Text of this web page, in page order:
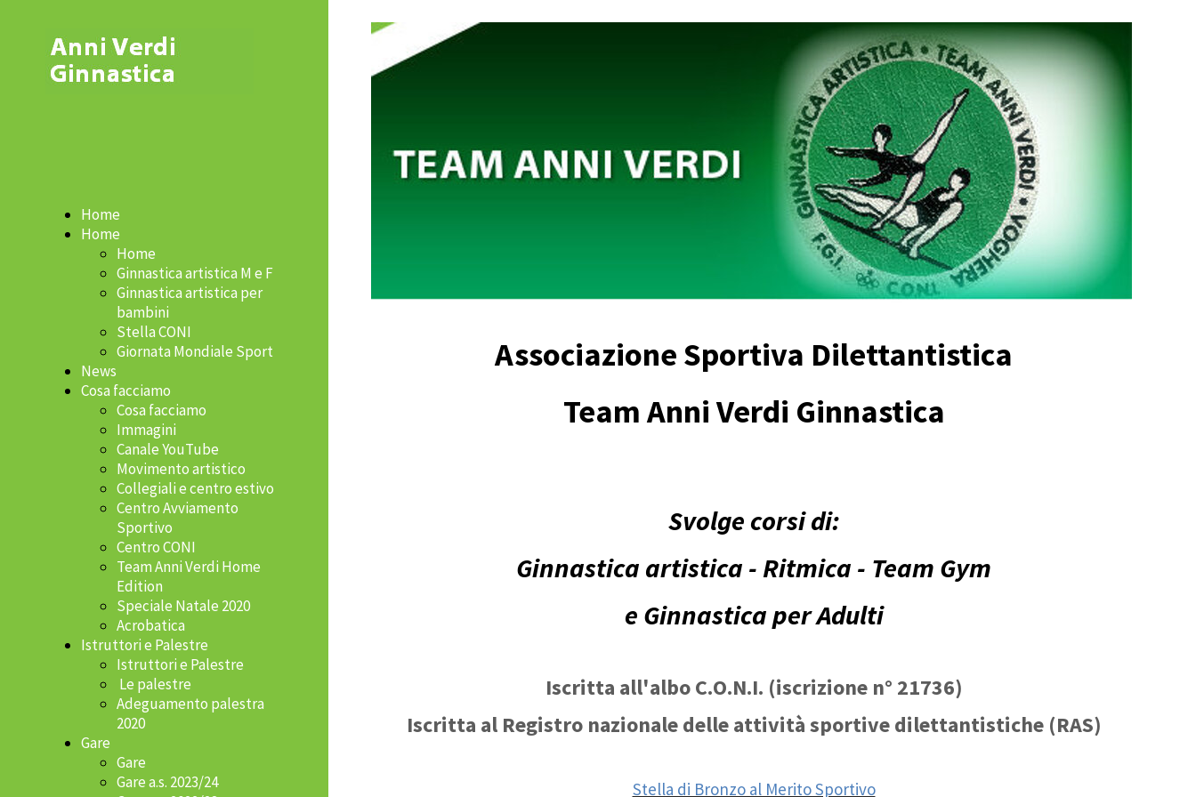
Home
Home
Home
Ginnastica artistica M e F
Ginnastica artistica per
bambini
Stella CONI
Giornata Mondiale Sport
News
Cosa facciamo
Cosa facciamo
Immagini
Canale YouTube
Movimento artistico
Collegiali e centro estivo
Centro Avviamento
Sportivo
Centro CONI
Team Anni Verdi Home
Edition
Speciale Natale 2020
Acrobatica
Istruttori e Palestre
Istruttori e Palestre
Le palestre
Adeguamento palestra
2020
Gare
Gare
Gare a.s. 2023/24
Associazione Sportiva Dilettantistica
Team Anni Verdi Ginnastica
Svolge corsi di:
Ginnastica artistica - Ritmica - Team Gym
e Ginnastica per Adulti
Iscritta all'albo C.O.N.I. (iscrizione n° 21736)
Iscritta al Registro nazionale delle attività sportive dilettantistiche (RAS)
Stella di Bronzo al Merito Sportivo